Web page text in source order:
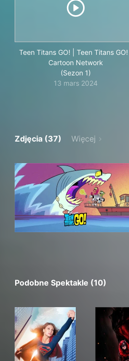
Teen Titans GO! | Teen Titans GO! |
Cartoon Network
(Sezon 1)
13 mars 2024
Zdjęcia (37) Więcej
Podobne Spektakle (10)